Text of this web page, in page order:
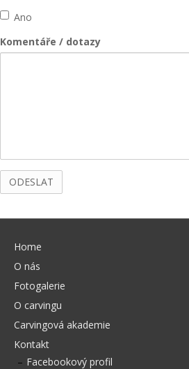
Ano
Komentáře / dotazy
Home
O nás
Fotogalerie
O carvingu
Carvingová akademie
Kontakt
Facebookový profil